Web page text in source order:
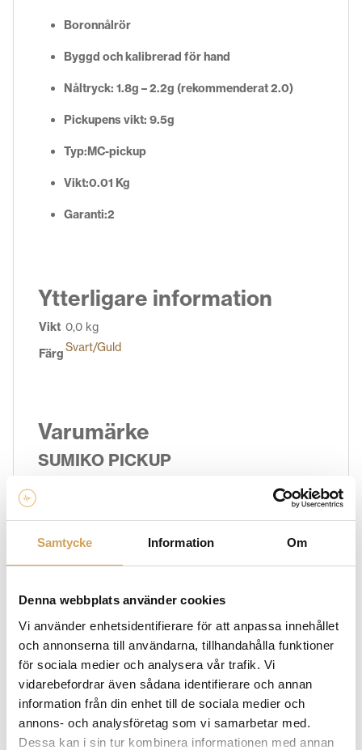
Samtycke Information Om
Denna webbplats använder cookies
Vi använder enhetsidentifierare för att anpassa innehållet
och annonserna till användarna, tillhandahålla funktioner
för sociala medier och analysera vår trafik. Vi
vidarebefordrar även sådana identifierare och annan
information från din enhet till de sociala medier och
annons- och analysföretag som vi samarbetar med.
Dessa kan i sin tur kombinera informationen med annan
Boronnålrör
Byggd och kalibrerad för hand
Nåltryck: 1.8g – 2.2g (rekommenderat 2.0)
Pickupens vikt: 9.5g
Typ:MC-pickup
Vikt:0.01 Kg
Garanti:2
Ytterligare information
Vikt 0,0 kg
FärgSvart/Guld
Varumärke
SUMIKO PICKUP
Ute efter en högkvalitativ pickup till din vinylspelare?
Då är Sumiko märket för dig. Sumiko är ett välkänt
varumärke inom ljudbranschen och är specialiserat på
pickuper av hög kvalitet för skivspelare. Med deras
överlägsen ljudåtergivning och en fördjupad upplevelse
brus, hårresande dynamik och bättre spårning av
skivan. På Hi-Fi Experience hittar du ett omfattande
utbud av pickuper som är utformade för att möta de
högsta kraven på ljudkvalitet och precision. Sumiko
erbjuder ett brett spektrum av modeller som passar
olika behov och preferenser hos musikentusiaster.
Oavsett om du är nybörjare eller en erfaren